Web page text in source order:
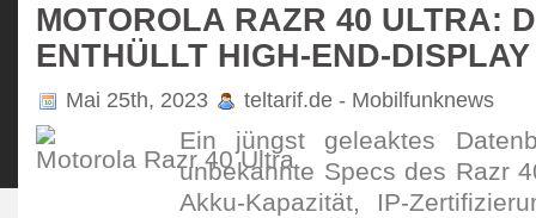
SMARTPHONES & HANDYS TABLET-PCS VERTRÄGE &
MOTOROLA RAZR 40 ULTRA:
ENTHÜLLT HIGH-END-DISPLAY
Mai 25th, 2023 teltarif.de - Mobilfunknews
Ein jüngst gele­aktes
unbe­kannte Specs des Razr
Akku-Kapa­zität, IP-